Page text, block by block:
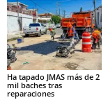
Ha tapado JMAS más de 2
mil baches tras
reparaciones